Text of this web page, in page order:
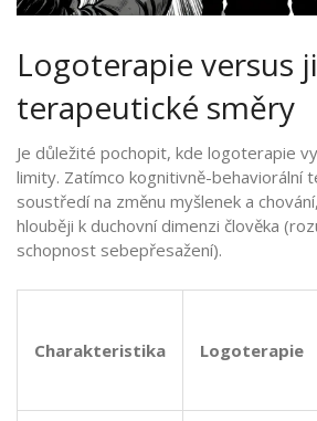
Logoterapie versus
terapeutické směry
Je důležité pochopit, kde logoterapie
limity. Zatímco kognitivně-behaviorální
soustředí na změnu myšlenek a
hlouběji k duchovní dimenzi člověka
schopnost sebepřesažení).
Charakteristika Logoterapie